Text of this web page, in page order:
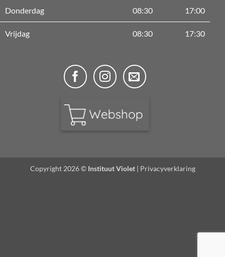
Donderdag 08:30 17:00
Vrijdag 08:30 17:30
Copyright 2026 © Instituut Violet| Privacyverklaring